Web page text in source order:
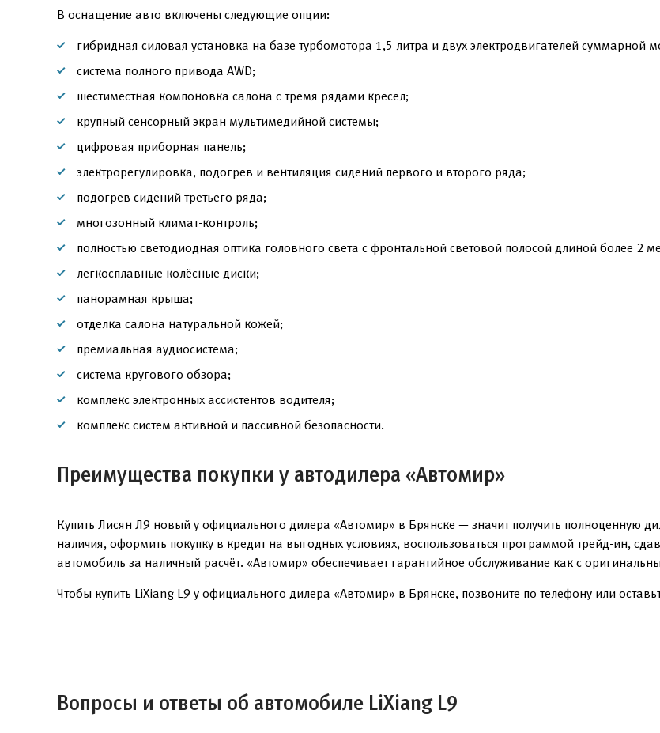
В оснащение авто включены следующие опции:
гибридная силовая установка на базе турбомотора 1,5 литра и двух электродвигателей суммарной
система полного привода AWD;
шестиместная компоновка салона с тремя рядами кресел;
крупный сенсорный экран мультимедийной системы;
цифровая приборная панель;
электрорегулировка, подогрев и вентиляция сидений первого и второго ряда;
подогрев сидений третьего ряда;
многозонный климат-контроль;
полностью светодиодная оптика головного света с фронтальной световой полосой длиной более 2
легкосплавные колёсные диски;
панорамная крыша;
отделка салона натуральной кожей;
премиальная аудиосистема;
система кругового обзора;
комплекс электронных ассистентов водителя;
комплекс систем активной и пассивной безопасности.
Преимущества покупки у автодилера «Автомир»
Купить Лисян Л9 новый у официального дилера «Автомир» в Брянске — значит получить полноценную
наличия, оформить покупку в кредит на выгодных условиях, воспользоваться программой трейд-ин,
автомобиль за наличный расчёт. «Автомир» обеспечивает гарантийное обслуживание как с
Чтобы купить LiXiang L9 у официального дилера «Автомир» в Брянске, позвоните по телефону или
Вопросы и ответы об автомобиле LiXiang L9